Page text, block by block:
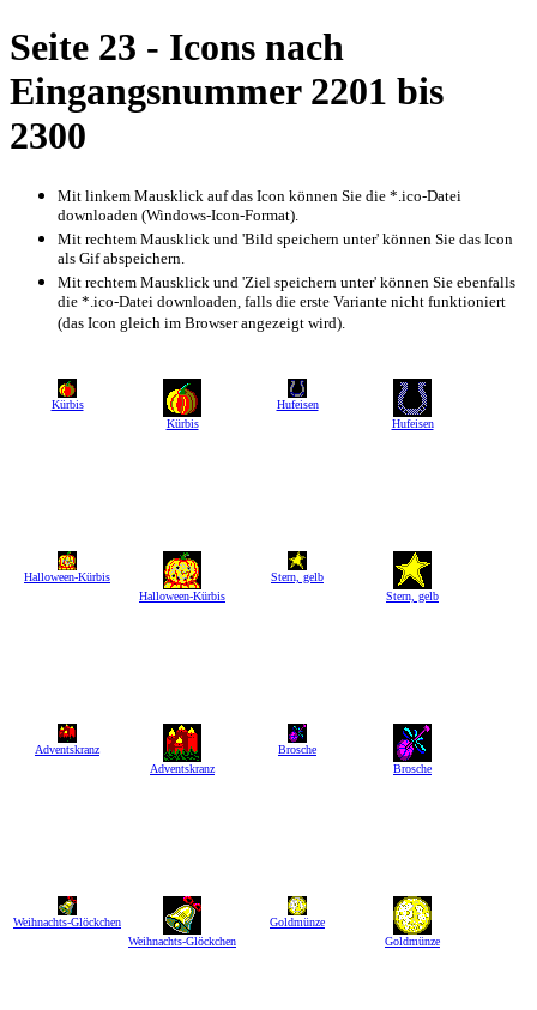
Seite 23 - Icons nach
Eingangsnummer 2201 bis
2300
Mit linkem Mausklick auf das Icon können Sie die *.ico-Datei
downloaden (Windows-Icon-Format).
Mit rechtem Mausklick und 'Bild speichern unter' können Sie das Icon
als Gif abspeichern.
Mit rechtem Mausklick und 'Ziel speichern unter' können Sie ebenfalls
die *.ico-Datei downloaden, falls die erste Variante nicht funktioniert
(das Icon gleich im Browser angezeigt wird).
Kürbis
Kürbis
Hufeisen
Hufeisen
Halloween-Kürbis
Halloween-Kürbis
Stern, gelb
Stern, gelb
Adventskranz
Adventskranz
Brosche
Brosche
Weihnachts-Glöckchen
Weihnachts-Glöckchen
Goldmünze
Goldmünze